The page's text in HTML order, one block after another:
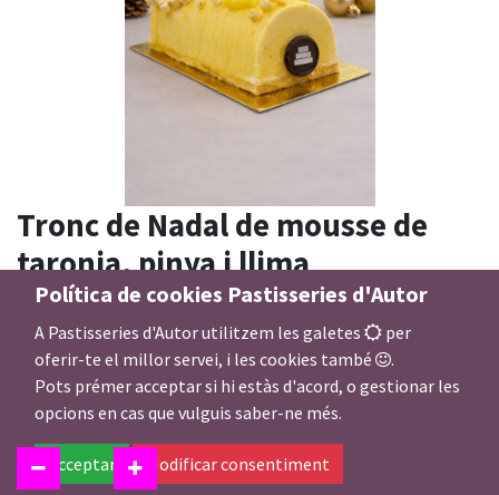
Tronc de Nadal de mousse de
taronja, pinya i llima
Nº persones tronc gerds
32,00€
Política de cookies Pastisseries d'Autor
A Pastisseries d'Autor utilitzem les galetes
per
oferir-te el millor servei, i les cookies també
.
Pots prémer acceptar si hi estàs d'acord, o gestionar les
opcions en cas que vulguis saber-ne més.
Acceptar Modificar consentiment